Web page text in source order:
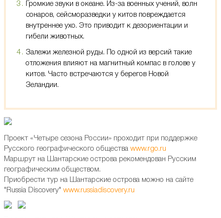
Громкие звуки в океане. Из-за военных учений, волн
сонаров, сейсморазведки у китов повреждается
внутреннее ухо. Это приводит к дезориентации и
гибели животных.
Залежи железной руды. По одной из версий такие
отложения влияют на магнитный компас в голове у
китов. Часто встречаются у берегов Новой
Зеландии.
Проект «Четыре сезона России» проходит при поддержке
Русского географического общества www.rgo.ru
Маршрут на Шантарские острова рекомендован Русским
географическим обществом.
Приобрести тур на Шантарские острова можно на сайте
"Russia Discovery" www.russiadiscovery.ru